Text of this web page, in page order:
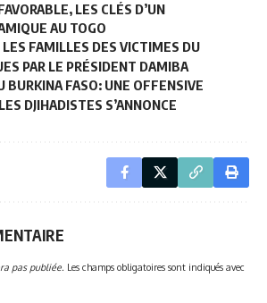
LES CLÉS D’UN
AU TOGO
LES FAMILLES DES VICTIMES DU
PAR LE PRÉSIDENT DAMIBA
BURKINA FASO: UNE OFFENSIVE
DJIHADISTES S’ANNONCE
pas publiée. Les champs obligatoires sont indiqués avec